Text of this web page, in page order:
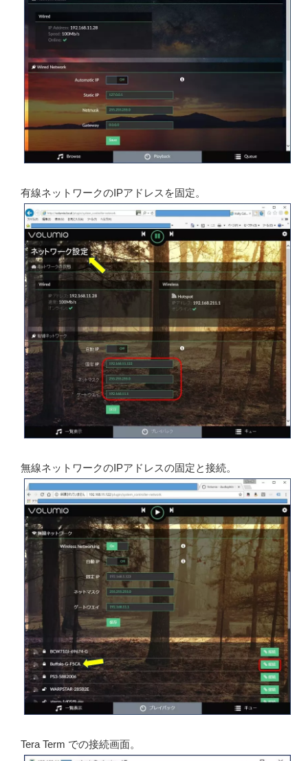
有線ネットワークのIPアドレスを固定。
無線ネットワークのIPアドレスの固定と接続。
Tera Term での接続画面。